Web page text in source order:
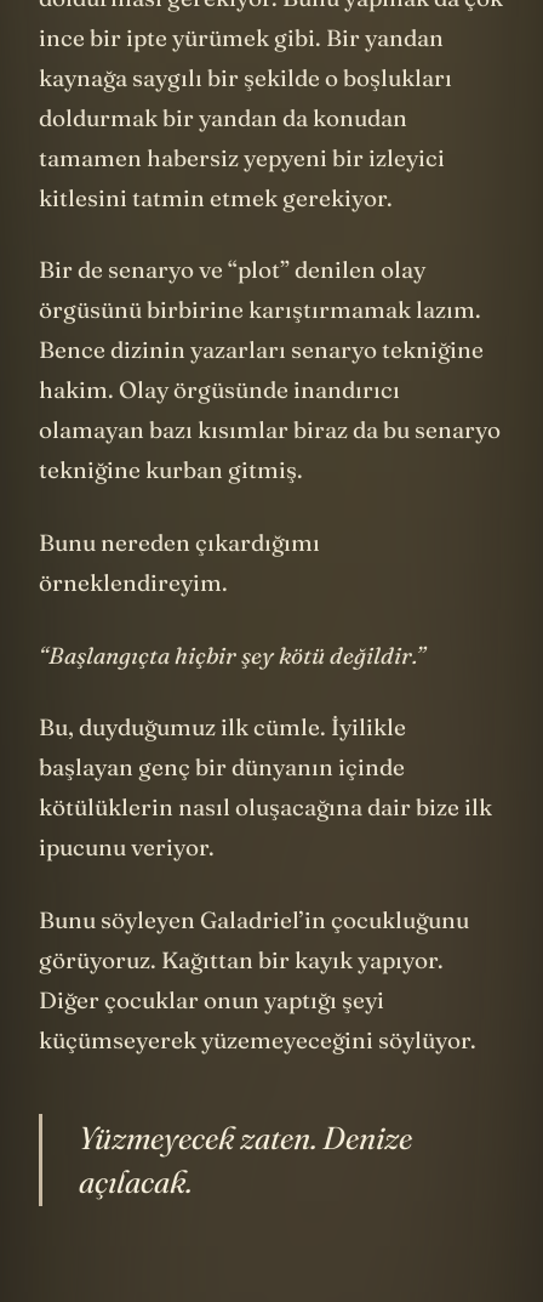
doldurması gerekiyor. Bunu yapmak da çok
ince bir ipte yürümek gibi. Bir yandan
kaynağa saygılı bir şekilde o boşlukları
doldurmak bir yandan da konudan
tamamen habersiz yepyeni bir izleyici
Bir de senaryo ve “plot” denilen olay
örgüsünü birbirine karıştırmamak lazım.
Bence dizinin yazarları senaryo tekniğine
hakim. Olay örgüsünde inandırıcı
olamayan bazı kısımlar biraz da bu senaryo
Bunu nereden çıkardığımı
Bu, duyduğumuz ilk cümle. İyilikle
başlayan genç bir dünyanın içinde
kötülüklerin nasıl oluşacağına dair bize ilk
Bunu söyleyen Galadriel’in çocukluğunu
görüyoruz. Kağıttan bir kayık yapıyor.
Diğer çocuklar onun yaptığı şeyi
Yüzmeyecek zaten. Denize